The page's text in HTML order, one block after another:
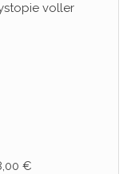
voller
€